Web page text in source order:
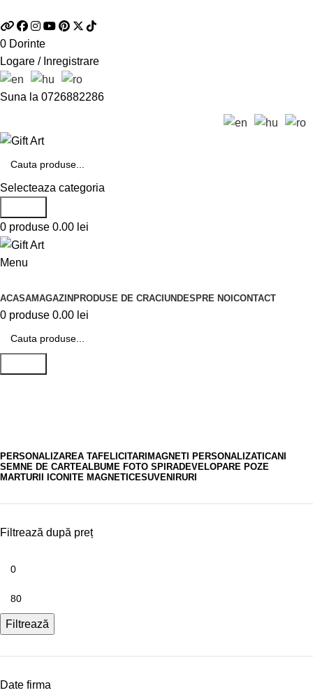
0 Dorinte
Logare / Inregistrare
Suna la 0726882286
Selecteaza categoria
0 produse 0.00 lei
Menu
ACASAMAGAZIN PRODUSE DE CRACIUN DESPRE NOI CONTACT
0 produse 0.00 lei
PERSONALIZAREA TAFELICITARI MAGNETI PERSONALIZATI CANI
SEMNE DE CARTEALBUME FOTO SPIRADEVELOPARE POZE
MARTURII ICONITE MAGNETICESUVENIRURI
Filtrează după preț
Filtrează
Date firma